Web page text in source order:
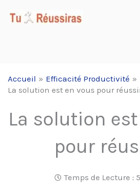
Accueil
Efficacité Productivité
La solution est en vous pour
La solution
pour
Temps de Lecture :